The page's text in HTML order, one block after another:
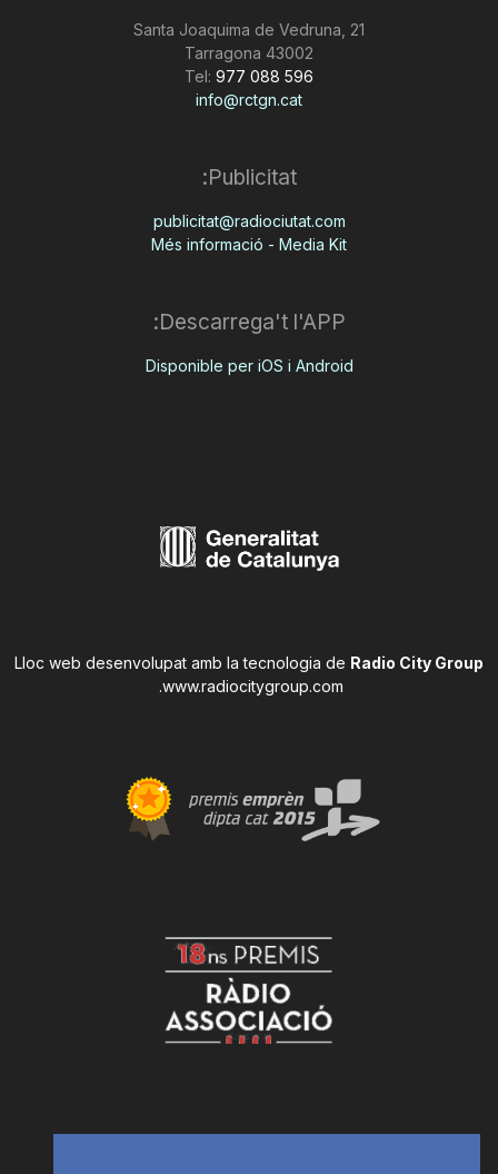
Santa Joaquima de Vedruna, 21
43002 Tarragona
Tel: 977 088 596
info@rctgn.cat
Publicitat:
publicitat@radiociutat.com
Més informació - Media Kit
Descarrega't l'APP:
Disponible per iOS i Android
Lloc web desenvolupat amb la tecnologia de Radio City Group
www.radiocitygroup.com
.